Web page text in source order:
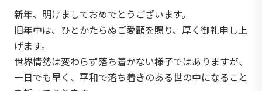
新年、明けましておめでとうございます。
旧年中は、ひとかたらぬご愛顧を賜り、厚く御礼申し上
げます。
世界情勢は変わらず落ち着かない様子ではありますが、
一日でも早く、平和で落ち着きのある世の中になること